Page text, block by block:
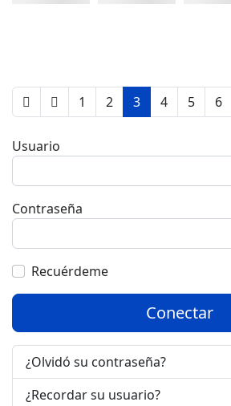
1 2 3 4 5 6
Usuario
Contraseña
Recuérdeme
Conectar
¿Olvidó su contraseña?
¿Recordar su usuario?